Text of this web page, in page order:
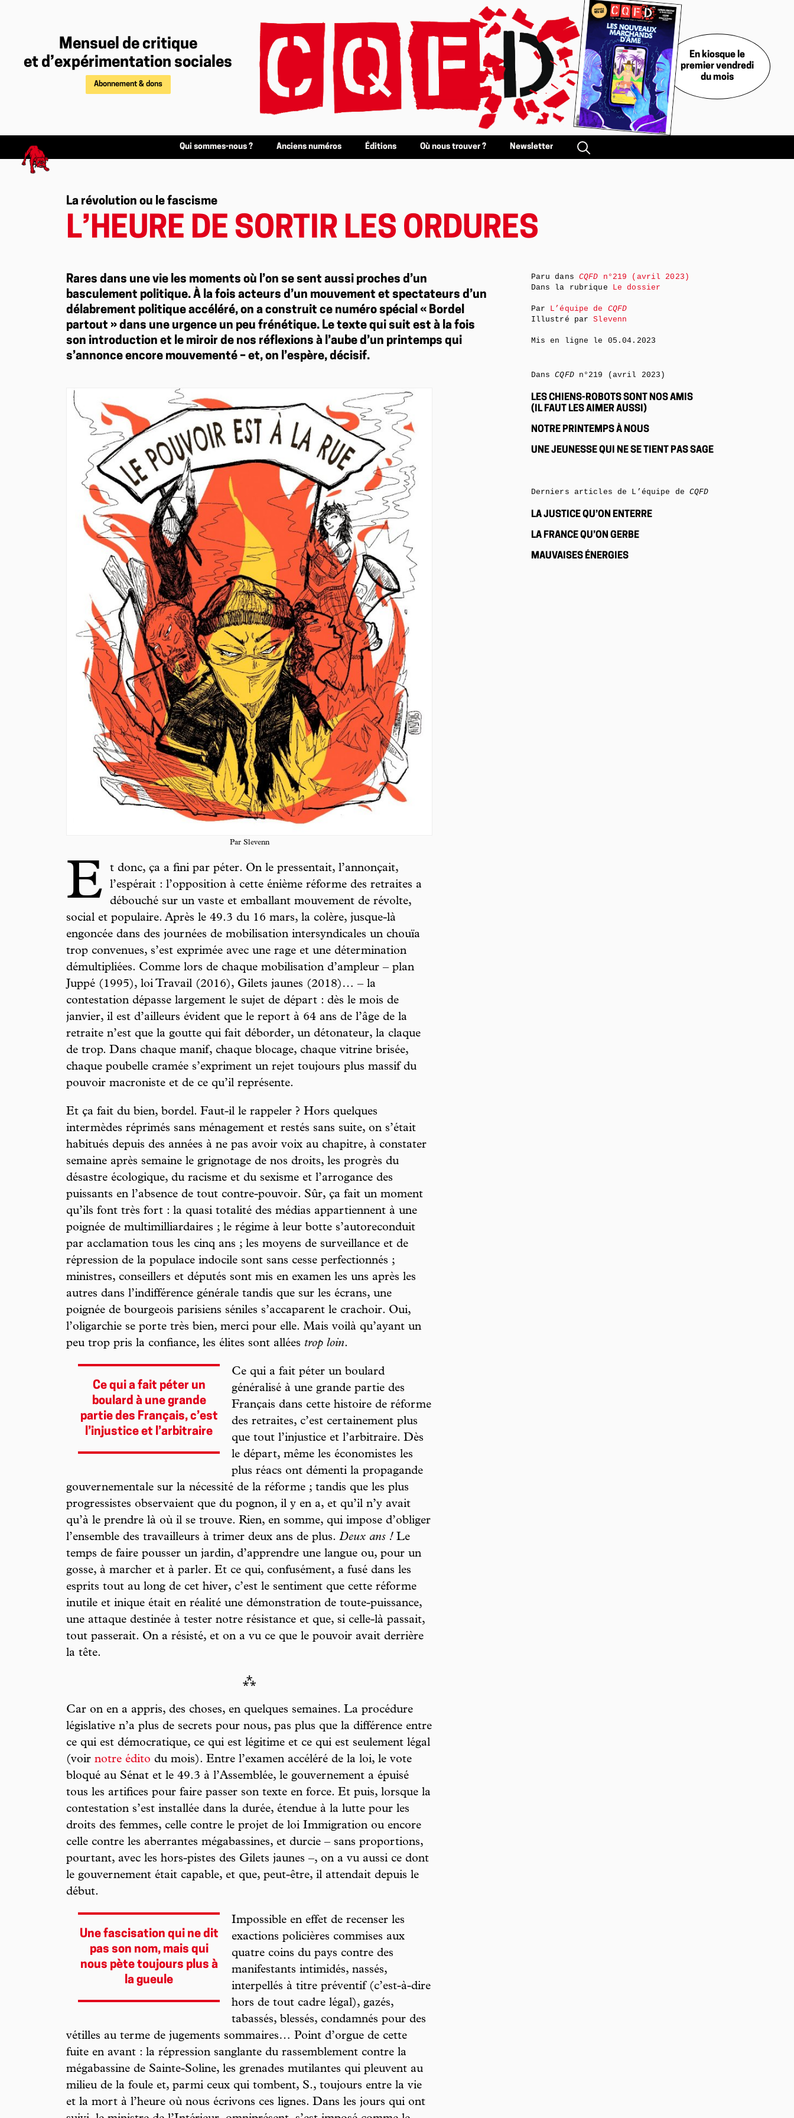
Mensuel de critique
et d’expérimentation sociales
Abonnement & dons
En kiosque le
premier vendredi
du mois
Qui sommes-nous ? Anciens numéros Éditions Où nous trouver ? Newsletter
La révolution ou le fascisme
L’HEURE DE SORTIR LES ORDURES
Rares dans une vie les moments où l’on se sent aussi proches d’un
basculement politique. À la fois acteurs d’un mouvement et spectateurs d’un
délabrement politique accéléré, on a construit ce numéro spécial « Bordel
partout » dans une urgence un peu frénétique. Le texte qui suit est à la fois
son introduction et le miroir de nos réflexions à l’aube d’un printemps qui
s’annonce encore mouvementé – et, on l’espère, décisif.
Par Slevenn
E
t donc, ça a fini par péter. On le pressentait, l’annonçait,
l’espérait : l’opposition à cette énième réforme des retraites a
débouché sur un vaste et emballant mouvement de révolte,
social et populaire. Après le 49.3 du 16 mars, la colère, jusque-là
engoncée dans des journées de mobilisation intersyndicales un chouïa
trop convenues, s’est exprimée avec une rage et une détermination
démultipliées. Comme lors de chaque mobilisation d’ampleur – plan
Juppé (1995), loi Travail (2016), Gilets jaunes (2018)… – la
contestation dépasse largement le sujet de départ : dès le mois de
janvier, il est d’ailleurs évident que le report à 64 ans de l’âge de la
retraite n’est que la goutte qui fait déborder, un détonateur, la claque
de trop. Dans chaque manif, chaque blocage, chaque vitrine brisée,
chaque poubelle cramée s’expriment un rejet toujours plus massif du
pouvoir macroniste et de ce qu’il représente.
Et ça fait du bien, bordel. Faut-il le rappeler ? Hors quelques
intermèdes réprimés sans ménagement et restés sans suite, on s’était
habitués depuis des années à ne pas avoir voix au chapitre, à constater
semaine après semaine le grignotage de nos droits, les progrès du
désastre écologique, du racisme et du sexisme et l’arrogance des
puissants en l’absence de tout contre-pouvoir. Sûr, ça fait un moment
qu’ils font très fort : la quasi totalité des médias appartiennent à une
poignée de multimilliardaires ; le régime à leur botte s’autoreconduit
par acclamation tous les cinq ans ; les moyens de surveillance et de
répression de la populace indocile sont sans cesse perfectionnés ;
ministres, conseillers et députés sont mis en examen les uns après les
autres dans l’indifférence générale tandis que sur les écrans, une
poignée de bourgeois parisiens séniles s’accaparent le crachoir. Oui,
l’oligarchie se porte très bien, merci pour elle. Mais voilà qu’ayant un
peu trop pris la confiance, les élites sont allées trop loin.
Ce qui a fait péter un
boulard à une grande
partie des Français, c’est
l’injustice et l’arbitraire
Ce qui a fait péter un boulard
généralisé à une grande partie des
Français dans cette histoire de réforme
des retraites, c’est certainement plus
que tout l’injustice et l’arbitraire. Dès
le départ, même les économistes les
plus réacs ont démenti la propagande
gouvernementale sur la nécessité de la réforme ; tandis que les plus
progressistes observaient que du pognon, il y en a, et qu’il n’y avait
qu’à le prendre là où il se trouve. Rien, en somme, qui impose d’obliger
l’ensemble des travailleurs à trimer deux ans de plus. Deux ans ! Le
temps de faire pousser un jardin, d’apprendre une langue ou, pour un
gosse, à marcher et à parler. Et ce qui, confusément, a fusé dans les
esprits tout au long de cet hiver, c’est le sentiment que cette réforme
inutile et inique était en réalité une démonstration de toute-puissance,
une attaque destinée à tester notre résistance et que, si celle-là passait,
tout passerait. On a résisté, et on a vu ce que le pouvoir avait derrière
la tête.
⁂
Car on en a appris, des choses, en quelques semaines. La procédure
législative n’a plus de secrets pour nous, pas plus que la différence entre
ce qui est démocratique, ce qui est légitime et ce qui est seulement légal
(voir notre édito du mois). Entre l’examen accéléré de la loi, le vote
bloqué au Sénat et le 49.3 à l’Assemblée, le gouvernement a épuisé
tous les artifices pour faire passer son texte en force. Et puis, lorsque la
contestation s’est installée dans la durée, étendue à la lutte pour les
droits des femmes, celle contre le projet de loi Immigration ou encore
celle contre les aberrantes mégabassines, et durcie – sans proportions,
pourtant, avec les hors-pistes des Gilets jaunes –, on a vu aussi ce dont
le gouvernement était capable, et que, peut-être, il attendait depuis le
début.
Une fascisation qui ne dit
pas son nom, mais qui
nous pète toujours plus à
la gueule
Impossible en effet de recenser les
exactions policières commises aux
quatre coins du pays contre des
manifestants intimidés, nassés,
interpellés à titre préventif (c’est-à-dire
hors de tout cadre légal), gazés,
tabassés, blessés, condamnés pour des
vétilles au terme de jugements sommaires… Point d’orgue de cette
fuite en avant : la répression sanglante du rassemblement contre la
mégabassine de Sainte-Soline, les grenades mutilantes qui pleuvent au
milieu de la foule et, parmi ceux qui tombent, S., toujours entre la vie
et la mort à l’heure où nous écrivons ces lignes. Dans les jours qui ont
Paru dans CQFD n°219 (avril 2023)
Dans la rubrique Le dossier
Par L’équipe de CQFD
Illustré parSlevenn
Mis en ligne le 05.04.2023
DansCQFDn°219 (avril 2023)
LES CHIENS-ROBOTS SONT NOS AMIS
(IL FAUT LES AIMER AUSSI)
NOTRE PRINTEMPS À NOUS
UNE JEUNESSE QUI NE SE TIENT PAS SAGE
Derniers articles de L’équipe de CQFD
LA JUSTICE QU’ON ENTERRE
LA FRANCE QU’ON GERBE
MAUVAISES ÉNERGIES